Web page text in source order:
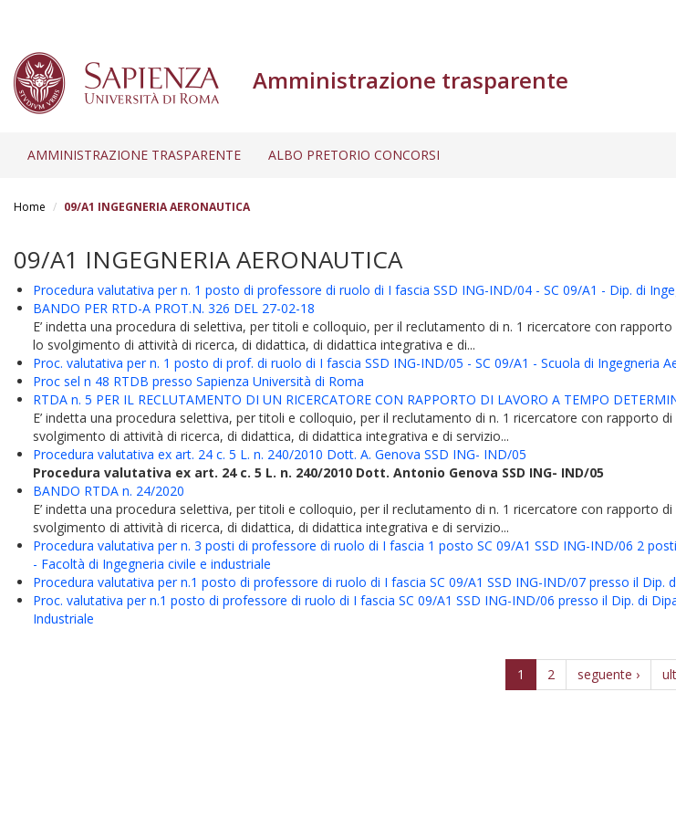
Amministrazione trasparente
AMMINISTRAZIONE TRASPARENTE ALBO PRETORIO CONCORSI
Home 09/A1 INGEGNERIA AERONAUTICA
09/A1 INGEGNERIA AERONAUTICA
Procedura valutativa per n. 1 posto di professore di ruolo di I fascia SSD ING-IND/04 - SC 09/A1 - Dip. di
BANDO PER RTD-A PROT.N. 326 DEL 27-02-18
E’ indetta una procedura di selettiva, per titoli e colloquio, per il reclutamento di n. 1 ricercatore con
lo svolgimento di attività di ricerca, di didattica, di didattica integrativa e di...
Proc. valutativa per n. 1 posto di prof. di ruolo di I fascia SSD ING-IND/05 - SC 09/A1 - Scuola di Ingegneria
Proc sel n 48 RTDB presso Sapienza Università di Roma
RTDA n. 5 PER IL RECLUTAMENTO DI UN RICERCATORE CON RAPPORTO DI LAVORO A TEMPO
E’ indetta una procedura selettiva, per titoli e colloquio, per il reclutamento di n. 1 ricercatore con
svolgimento di attività di ricerca, di didattica, di didattica integrativa e di servizio...
Procedura valutativa ex art. 24 c. 5 L. n. 240/2010 Dott. A. Genova SSD ING- IND/05
Procedura valutativa ex art. 24 c. 5 L. n. 240/2010 Dott. Antonio Genova SSD ING- IND/05
BANDO RTDA n. 24/2020
E’ indetta una procedura selettiva, per titoli e colloquio, per il reclutamento di n. 1 ricercatore con
svolgimento di attività di ricerca, di didattica, di didattica integrativa e di servizio...
Procedura valutativa per n. 3 posti di professore di ruolo di I fascia 1 posto SC 09/A1 SSD ING-IND/06 2
- Facoltà di Ingegneria civile e industriale
Procedura valutativa per n.1 posto di professore di ruolo di I fascia SC 09/A1 SSD ING-IND/07 presso il
Proc. valutativa per n.1 posto di professore di ruolo di I fascia SC 09/A1 SSD ING-IND/06 presso il Dip. di
Industriale
1 2 seguente ›